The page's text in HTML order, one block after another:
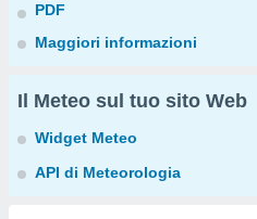
PDF
Maggiori informazioni
Il Meteo sul tuo sito Web
Widget Meteo
API di Meteorologia